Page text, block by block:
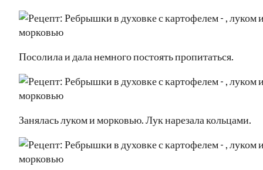
Посолила и дала немного постоять пропитаться.
Занялась луком и морковью. Лук нарезала кольцами.